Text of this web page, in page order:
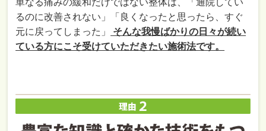
単なる痛みの緩和だけではない整体は、「通院してい
るのに改善されない」「良くなったと思ったら、すぐ
元に戻ってしまった」
そんな我慢ばかりの日々が続い
ている方にこそ受けていただきたい施術法です。